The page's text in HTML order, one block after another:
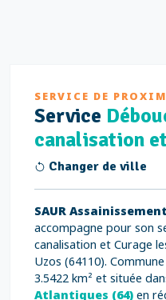
SERVICE DE
Service
canalisation
Changer de ville
SAUR
accompagne pour son
canalisation et Curage
Uzos (64110).
3.5422 km² et située
Atlantiques (64) en